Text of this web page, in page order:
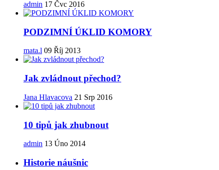
admin 17 Čvc 2016
PODZIMNÍ ÚKLID KOMORY
mata.l 09 Říj 2013
Jak zvládnout přechod?
Jana Hlavacova 21 Srp 2016
10 tipů jak zhubnout
admin 13 Úno 2014
Historie náušnic